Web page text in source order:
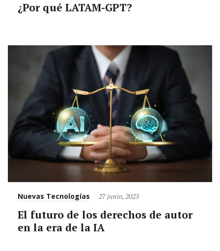
¿Por qué LATAM-GPT?
Category
Nuevas Tecnologías
Posted
27 junio, 2025
El futuro de los derechos de autor
en la era de la IA